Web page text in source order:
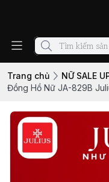
Trang chủ
NỮ SALE
Đồng Hồ Nữ JA-829B